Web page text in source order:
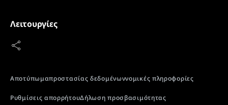
Λειτουργίες